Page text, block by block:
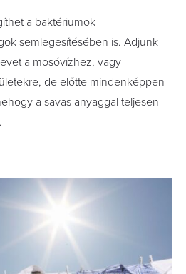
a baktériumok
semlegesítésében is. Adjunk
a mosóvízhez, vagy
de előtte mindenképpen
a savas anyaggal teljesen